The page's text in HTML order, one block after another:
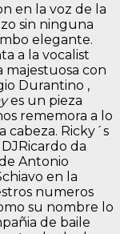
en la voz de la
sin ninguna
elegante.
a la vocalist
majestuosa con
Durantino ,
es un pieza
rememora a lo
cabeza. Ricky´s
da
Antonio
en la
numeros
su nombre lo
de baile